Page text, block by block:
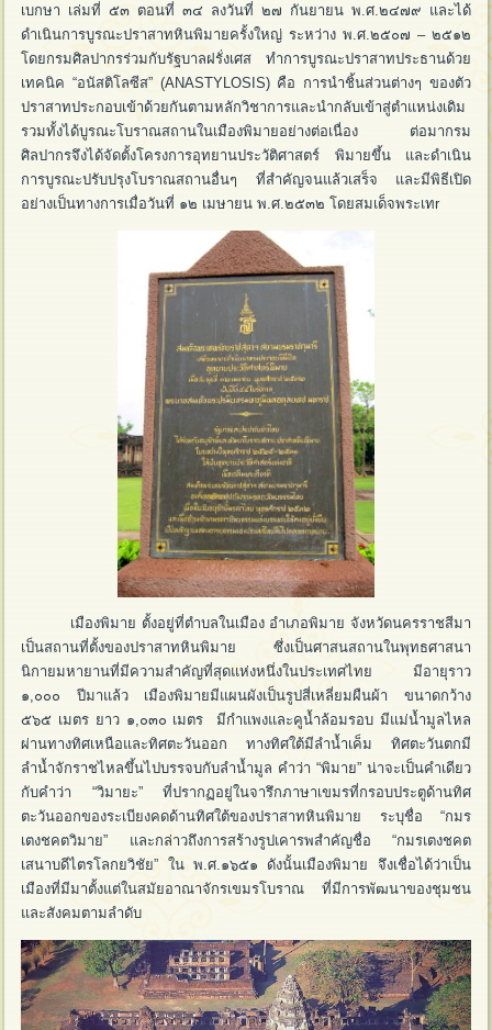
เบกษา เล่มที่ ๕๓ ตอนที่ ๓๔ ลงวันที่ ๒๗ กันยายน พ.ศ.๒๔๗๙ และได้
ดำเนินการบูรณะปราสาทหินพิมายครั้งใหญ่ ระหว่าง พ.ศ.๒๕๐๗ – ๒๕๑๒
โดยกรมศิลปากรร่วมกับรัฐบาลฝรั่งเศส ทำการบูรณะปราสาทประธานด้วย
เทคนิค “อนัสติโลซีส” (ANASTYLOSIS) คือ การนำชิ้นส่วนต่างๆ ของตัว
ปราสาทประกอบเข้าด้วยกันตามหลักวิชาการและนำกลับเข้าสู่ตำแหน่งเดิม
รวมทั้งได้บูรณะโบราณสถานในเมืองพิมายอย่างต่อเนื่อง ต่อมากรม
ศิลปากรจึงได้จัดตั้งโครงการอุทยานประวัติศาสตร์ พิมายขึ้น และดำเนิน
การบูรณะปรับปรุงโบราณสถานอื่นๆ ที่สำคัญจนแล้วเสร็จ และมีพิธีเปิด
อย่างเป็นทางการเมื่อวันที่ ๑๒ เมษายน พ.ศ.๒๕๓๒ โดยสมเด็จพระเทr
เมืองพิมาย ตั้งอยู่ที่ตำบลในเมือง อำเภอพิมาย จังหวัดนครราชสีมา
เป็นสถานที่ตั้งของปราสาทหินพิมาย ซึ่งเป็นศาสนสถานในพุทธศาสนา
นิกายมหายานที่มีความสำคัญที่สุดแห่งหนึ่งในประเทศไทย มีอายุราว
๑,๐๐๐ ปีมาแล้ว เมืองพิมายมีแผนผังเป็นรูปสี่เหลี่ยมผืนผ้า ขนาดกว้าง
๕๖๕ เมตร ยาว ๑,๐๓๐ เมตร มีกำแพงและคูน้ำล้อมรอบ มีแม่น้ำมูลไหล
ผ่านทางทิศเหนือและทิศตะวันออก ทางทิศใต้มีลำน้ำเค็ม ทิศตะวันตกมี
ลำน้ำจักราชไหลขึ้นไปบรรจบกับลำน้ำมูล คำว่า “พิมาย” น่าจะเป็นคำเดียว
กับคำว่า “วิมายะ” ที่ปรากฏอยู่ในจารึกภาษาเขมรที่กรอบประตูด้านทิศ
ตะวันออกของระเบียงคดด้านทิศใต้ของปราสาทหินพิมาย ระบุชื่อ “กมร
เตงชคตวิมาย” และกล่าวถึงการสร้างรูปเคารพสำคัญชื่อ “กมรเตงชคต
เสนาบดีไตรโลกยวิชัย” ใน พ.ศ.๑๖๕๑ ดังนั้นเมืองพิมาย จึงเชื่อได้ว่าเป็น
เมืองที่มีมาตั้งแต่ในสมัยอาณาจักรเขมรโบราณ ที่มีการพัฒนาของชุมชน
และสังคมตามลำดับ